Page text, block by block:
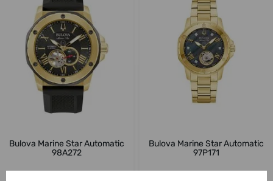
Bulova Marine Star Automatic
98A272
Bulova Marine Star Automatic
97P171